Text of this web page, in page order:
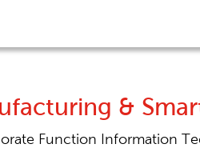
&
Function Information